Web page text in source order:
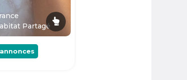
Partagé
annonces